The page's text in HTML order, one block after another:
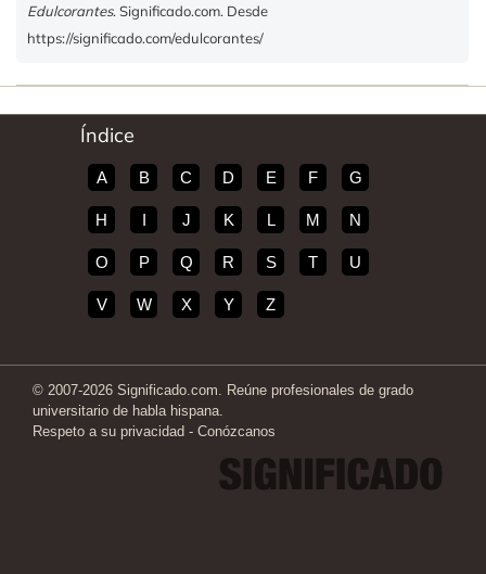
Edulcorantes. Significado.com. Desde
https://significado.com/edulcorantes/
Índice
A B C D E F G
H I J K L M N
O P Q R S T U
V W X Y Z
© 2007-2026 Significado.com. Reúne profesionales de grado
universitario de habla hispana.
Respeto a su privacidad - Conózcanos